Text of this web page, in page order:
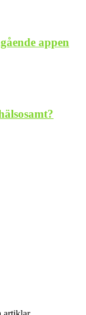
appen